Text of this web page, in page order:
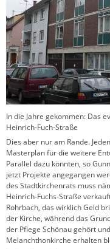
In die Jahre gekommen: Das
Heinrich-Fuch-Straße
Dies aber nur am Rande.
Masterplan für die weitere
Parallel dazu könnten, so
jetzt Projekte angegangen
des Stadtkirchenrats muss
Heinrich-Fuchs-Straße
Rohrbach, das wirklich Geld
der Kirche, während das
der Pflege Schönau gehört
Melanchthonkirche erhalten